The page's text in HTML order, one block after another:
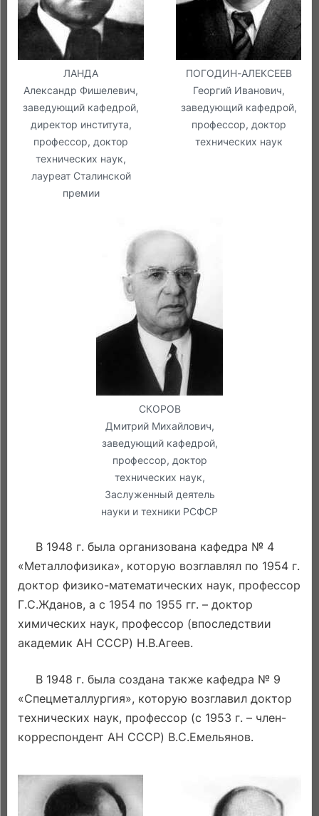
ПОГОДИН-АЛЕКСЕЕВ
Георгий Иванович,
заведующий кафедрой,
профессор, доктор
технических наук
ЛАНДА
Александр Фишелевич,
заведующий кафедрой,
директор института,
профессор, доктор
технических наук,
лауреат Сталинской
премии
СКОРОВ
Дмитрий Михайлович,
заведующий кафедрой,
профессор, доктор
технических наук,
Заслуженный деятель
науки и техники РСФСР
В 1948 г. была организована кафедра № 4
«Металлофизика», которую возглавлял по 1954 г.
доктор физико-математических наук, профессор
Г.С.Жданов, а с 1954 по 1955 гг. – доктор
химических наук, профессор (впоследствии
академик АН СССР) Н.В.Агеев.
В 1948 г. была создана также кафедра № 9
«Спецметаллургия», которую возглавил доктор
технических наук, профессор (с 1953 г. – член-
корреспондент АН СССР) В.С.Емельянов.